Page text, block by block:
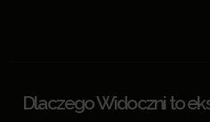
Dlaczego Widoczni to